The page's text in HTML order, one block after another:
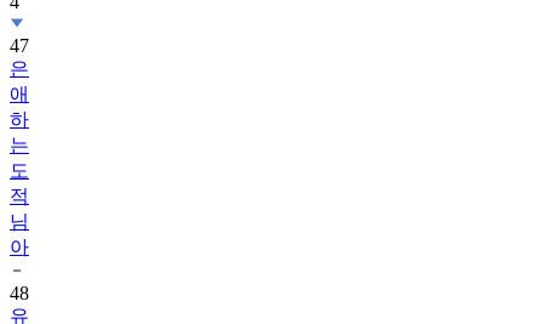
47
은
애
하
는
도
적
님
아
48
유